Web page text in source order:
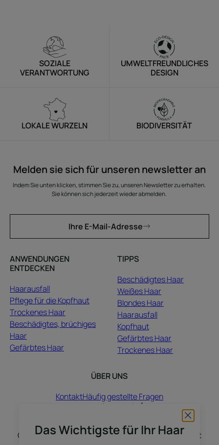
Das Wichtigste für Ihr Haar
SOZIALE
VERANTWORTUNG
UMWELTFREUNDLICHES
DESIGN
LOKALE WURZELN BIODIVERSITÄT
Melden sie sich für unseren newsletter an
Indem Sie unten klicken, stimmen Sie zu, unseren Newsletter zu erhalten.
Sie können sich jederzeit wieder abmelden.
Ihre E-Mail-Adresse
ANWENDUNGEN
ENTDECKEN
Haarausfall
Pflege für die Kopfhaut
Trockenes Haar
Beschädigtes, brüchiges
Haar
Gefärbtes Haar
TIPPS
Beschädigtes Haar
Weißes Haar
Blondes Haar
Haarausfall
Kopfhaut
Gefärbtes Haar
Trockenes Haar
ÜBER UNS
KontaktHäufig gestellte Fragen
Hier hören wir Ihnen zu: Sie erzählen uns Ihre
Geschichte, und wir inspirieren Sie. Ihr Haar wächst